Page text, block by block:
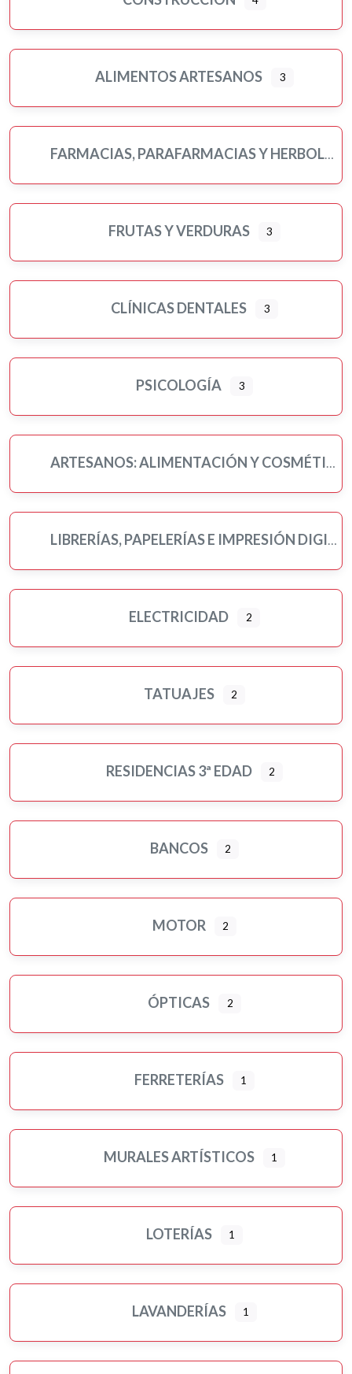
ALIMENTOS ARTESANOS 3
FARMACIAS, PARAFARMACIAS Y HERBOLARIOS
FRUTAS Y VERDURAS 3
CLÍNICAS DENTALES 3
PSICOLOGÍA 3
ARTESANOS: ALIMENTACIÓN Y COSMÉTICA
LIBRERÍAS, PAPELERÍAS E IMPRESIÓN DIGITAL
ELECTRICIDAD 2
TATUAJES 2
RESIDENCIAS 3ª EDAD 2
BANCOS 2
MOTOR 2
ÓPTICAS 2
FERRETERÍAS 1
MURALES ARTÍSTICOS 1
LOTERÍAS 1
LAVANDERÍAS 1